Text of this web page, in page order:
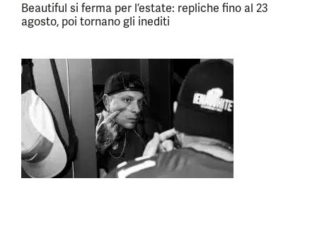
Beautiful si ferma per l’estate: repliche fino al 23
agosto, poi tornano gli inediti